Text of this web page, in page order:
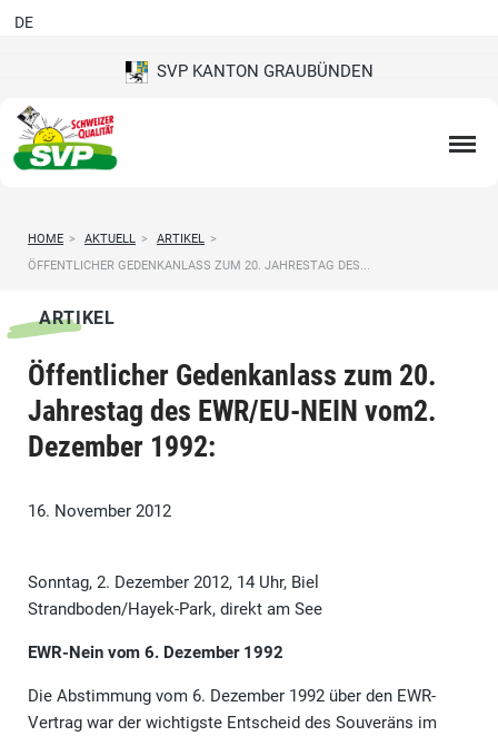
SVP KANTON GRAUBÜNDEN
DE
HOME > AKTUELL > ARTIKEL >
ÖFFENTLICHER GEDENKANLASS ZUM 20. JAHRESTAG DES...
ARTIKEL
Öffentlicher Gedenkanlass zum 20.
Jahrestag des EWR/EU-NEIN vom2.
Dezember 1992:
16. November 2012
Sonntag, 2. Dezember 2012, 14 Uhr, Biel
Strandboden/Hayek-Park, direkt am See
EWR-Nein vom 6. Dezember 1992
Die Abstimmung vom 6. Dezember 1992 über den EWR-
Vertrag war der wichtigste Entscheid des Souveräns im